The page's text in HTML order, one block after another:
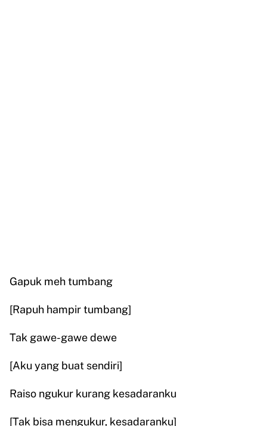
Gapuk meh tumbang
[Rapuh hampir tumbang]
Tak gawe-gawe dewe
[Aku yang buat sendiri]
Raiso ngukur kurang kesadaranku
[Tak bisa mengukur, kesadaranku]